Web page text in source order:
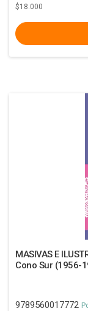
$18.000
MASIVAS E
Cono Sur (1956-
9789560017772